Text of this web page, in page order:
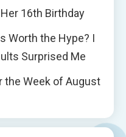
16th Birthday
Worth the Hype? I
Surprised Me
the Week of August